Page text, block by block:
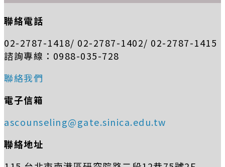
聯絡電話
02-2787-1418/ 02-2787-1402/ 02-2787-1415
諮詢專線：0988-035-728
聯絡我們
電子信箱
ascounseling@gate.sinica.edu.tw
聯絡地址